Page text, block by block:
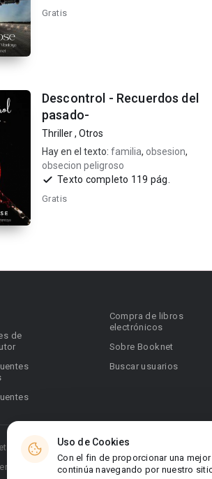
Gratis
Descontrol - Recuerdos del
pasado-
Thriller, Otros
Hay en el texto: familia, obsesion,
obsecion peligroso
Texto completo 119 pág.
Gratis
Uso de Cookies
Con el fin de proporcionar una
continúa navegando por nuestro
de
Compra de libros
electrónicos
Sobre Booknet
Buscar usuarios
Todos los derechos reservados.
Griva Digeni 51, oficina 1, Larnaca, 6036,